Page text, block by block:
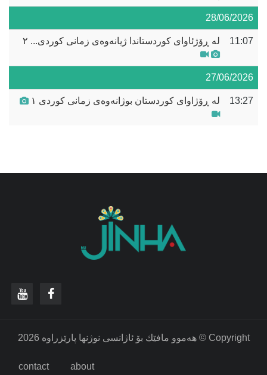
28/06/2026
11:07 له‌ ڕۆژئاوای كوردستاندا ژیانه‌وه‌ی زمانی كوردی... ٢
27/06/2026
13:27 لە ڕۆژاوای کوردستان بوژانەوەی زمانی کوردی ١
‫Copyright © هه‌موو مافێك بۆ ئاژانسی نوژنها پارێزراوه‌ 2026
about
contact